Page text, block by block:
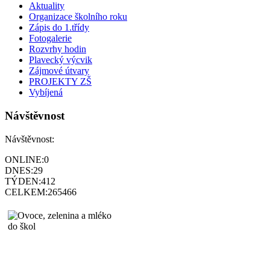
Aktuality
Organizace školního roku
Zápis do 1.třídy
Fotogalerie
Rozvrhy hodin
Plavecký výcvik
Zájmové útvary
PROJEKTY ZŠ
Vybíjená
Návštěvnost
Návštěvnost:
ONLINE:0
DNES:29
TÝDEN:412
CELKEM:265466